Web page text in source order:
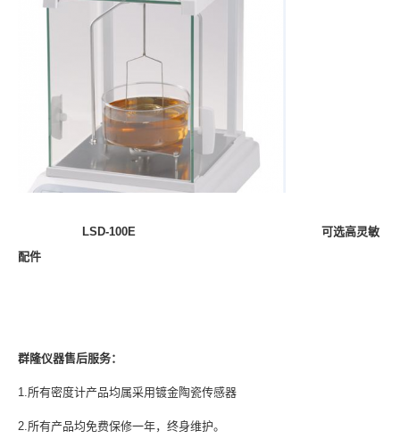
LSD-100E 可选高灵敏
配件
群隆仪器售后服务：
1.所有密度计产品均属采用镀金陶瓷传感器
2.所有产品均免费保修一年，终身维护。